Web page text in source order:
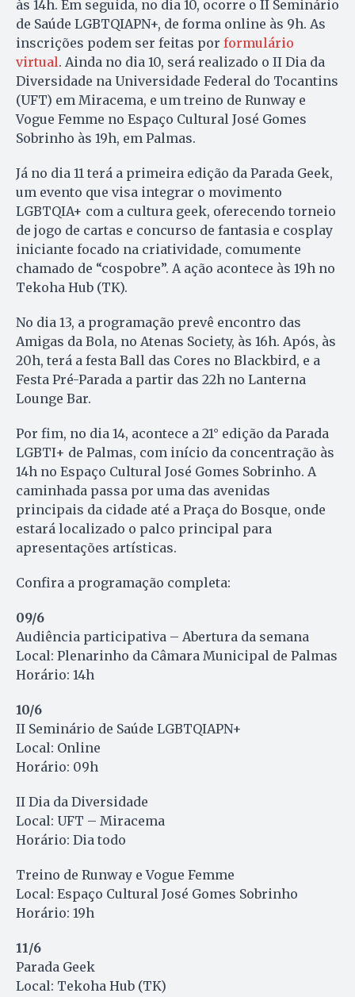
às 14h. Em seguida, no dia 10, ocorre o II Seminário
de Saúde LGBTQIAPN+, de forma online às 9h. As
inscrições podem ser feitas por formulário
virtual. Ainda no dia 10, será realizado o II Dia da
Diversidade na Universidade Federal do Tocantins
(UFT) em Miracema, e um treino de Runway e
Vogue Femme no Espaço Cultural José Gomes
Sobrinho às 19h, em Palmas.
Já no dia 11 terá a primeira edição da Parada Geek,
um evento que visa integrar o movimento
LGBTQIA+ com a cultura geek, oferecendo torneio
de jogo de cartas e concurso de fantasia e cosplay
iniciante focado na criatividade, comumente
chamado de “cospobre”. A ação acontece às 19h no
Tekoha Hub (TK).
No dia 13, a programação prevê encontro das
Amigas da Bola, no Atenas Society, às 16h. Após, às
20h, terá a festa Ball das Cores no Blackbird, e a
Festa Pré-Parada a partir das 22h no Lanterna
Lounge Bar.
Por fim, no dia 14, acontece a 21° edição da Parada
LGBTI+ de Palmas, com início da concentração às
14h no Espaço Cultural José Gomes Sobrinho. A
caminhada passa por uma das avenidas
principais da cidade até a Praça do Bosque, onde
estará localizado o palco principal para
apresentações artísticas.
Confira a programação completa:
09/6
Audiência participativa – Abertura da semana
Local: Plenarinho da Câmara Municipal de Palmas
Horário: 14h
10/6
II Seminário de Saúde LGBTQIAPN+
Local: Online
Horário: 09h
II Dia da Diversidade
Local: UFT – Miracema
Horário: Dia todo
Treino de Runway e Vogue Femme
Local: Espaço Cultural José Gomes Sobrinho
Horário: 19h
11/6
Parada Geek
Local: Tekoha Hub (TK)